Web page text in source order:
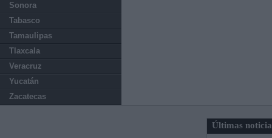
Sonora
Tabasco
Tamaulipas
Tlaxcala
Veracruz
Yucatán
Zacatecas
Últimas